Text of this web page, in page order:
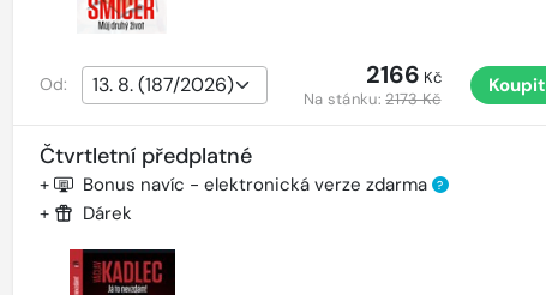
Od: 2166 Kč
Na stánku:2173 Kč
Koupit
Čtvrtletní předplatné
+ Bonus navíc - elektronická verze zdarma ?
+ Dárek